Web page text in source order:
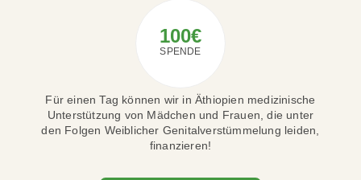
100€
SPENDE
Für einen Tag können wir in Äthiopien medizinische
Unterstützung von Mädchen und Frauen, die unter
den Folgen Weiblicher Genitalverstümmelung leiden,
finanzieren!